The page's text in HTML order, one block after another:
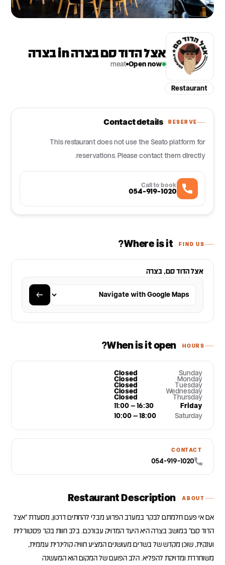
אצל הדוד סם בצרה in בצרה
Open now
meat
Restaurant
RESERVE
Contact details
This restaurant does not use the Seato platform for
reservations. Please contact them directly.
Call to book
054-919-1020
FIND US
Where is it?
אצל הדוד סם, בצרה
HOURS
When is it open?
Sunday
Closed
Monday
Closed
Tuesday
Closed
Wednesday
Closed
Thursday
Closed
Friday
11:00 – 16:30
Saturday
10:00 – 18:00
CONTACT
054-919-1020
ABOUT
Restaurant Description
אם אי פעם חלמתם לבקר במערב הפרוע מבלי להחתים דרכון, מסעדת "אצל
הדוד סם" במושב בצרה היא היעד המדויק עבורכם. בלב חוות בקר פסטורלית
וענקית, שוכן מקדש של בשרים מעושנים המציע חוויה קולינרית עממית,
משוחררת ומדויקת להפליא. הלב הפועם של המקום הוא המעשנה